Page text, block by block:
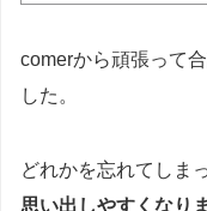
comerから頑張って
した。
どれかを忘れてしま
思い出しやすくなり